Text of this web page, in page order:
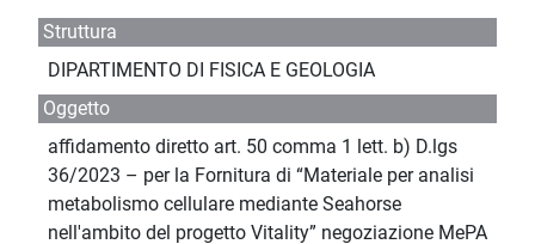
Struttura
DIPARTIMENTO DI FISICA E GEOLOGIA
Oggetto
affidamento diretto art. 50 comma 1 lett. b) D.lgs
36/2023 – per la Fornitura di “Materiale per analisi
metabolismo cellulare mediante Seahorse
nell'ambito del progetto Vitality” negoziazione MePA